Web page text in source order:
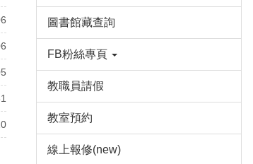
圖書館藏查詢
FB粉絲專頁
教職員請假
教室預約
線上報修(new)